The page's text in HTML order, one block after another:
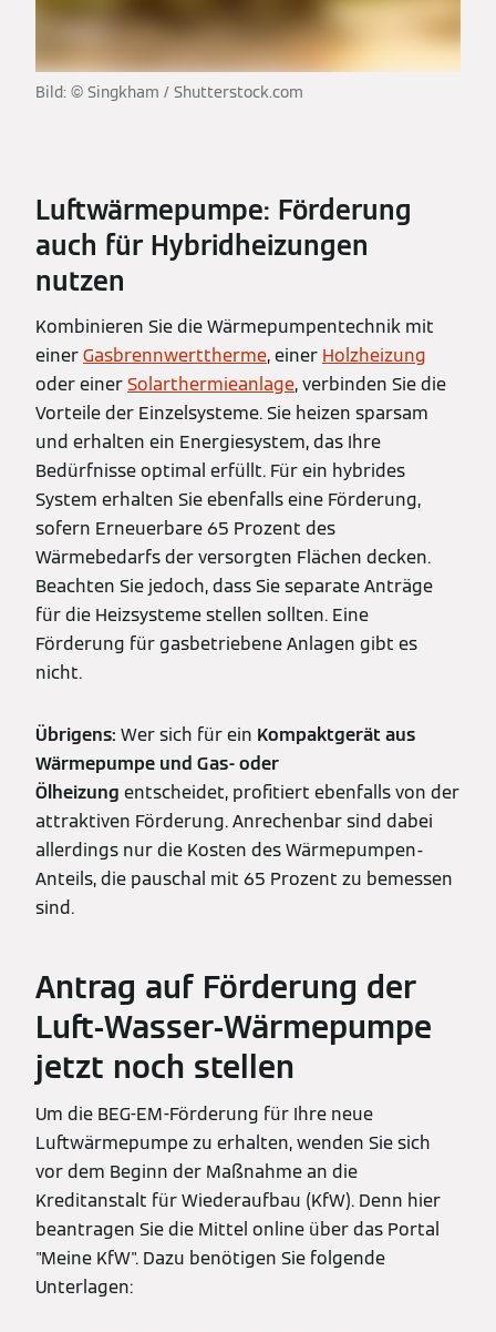
Bild: © Singkham / Shutterstock.com
Luftwärmepumpe: Förderung
auch für Hybridheizungen
nutzen
Kombinieren Sie die Wärmepumpentechnik mit
einerGasbrennwerttherme, einer Holzheizung
oder einerSolarthermieanlage, verbinden Sie die
Vorteile der Einzelsysteme. Sie heizen sparsam
und erhalten ein Energiesystem, das Ihre
Bedürfnisse optimal erfüllt. Für ein hybrides
System erhalten Sie ebenfalls eine Förderung,
sofern Erneuerbare 65 Prozent des
Wärmebedarfs der versorgten Flächen decken.
Beachten Sie jedoch, dass Sie separate Anträge
für die Heizsysteme stellen sollten. Eine
Förderung für gasbetriebene Anlagen gibt es
nicht.
Übrigens: Wer sich für ein Kompaktgerät aus
Wärmepumpe und Gas- oder
Ölheizung entscheidet, profitiert ebenfalls von der
attraktiven Förderung. Anrechenbar sind dabei
allerdings nur die Kosten des Wärmepumpen-
Anteils, die pauschal mit 65 Prozent zu bemessen
sind.
Antrag auf Förderung der
Luft-Wasser-Wärmepumpe
jetzt noch stellen
Um die BEG-EM-Förderung für Ihre neue
Luftwärmepumpe zu erhalten, wenden Sie sich
vor dem Beginn der Maßnahme an die
Kreditanstalt für Wiederaufbau (KfW). Denn hier
beantragen Sie die Mittel online über das Portal
"Meine KfW". Dazu benötigen Sie folgende
Unterlagen: